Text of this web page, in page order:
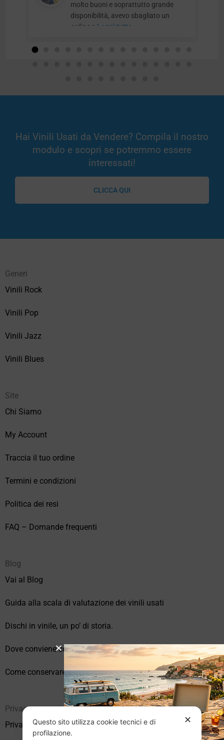
molto buoni e soprattutto grande
disponibilità, avevo sbagliato un
ordine e Leggi tutto
Hai Vinili Usati da Vendere? Compila il nostro
modulo e scopri se potremmo essere
interessati!
CLICCA QUI
Generi
Vinili Rock
Vinili Pop
Vinili Jazz
Vinili Blues
Site
Chi Siamo
My Account
Traccia il tuo ordine
Termini e condizioni
Politica dei resi
FAQ – Domande frequenti
Blog
Vai al Blog
Guida alla scala di valutazione dei vinili usati
Dischi in vinile, un po’ di storia.
Dove conviene comprare vinili online?
Come conservare correttamente i vinili usati
Privacy
Privacy Policy
✕
Questo sito utilizza cookie tecnici e di
profilazione.